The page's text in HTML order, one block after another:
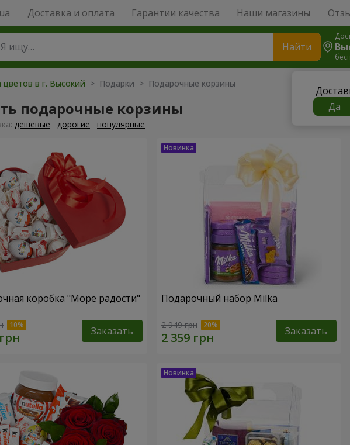
Доставка и оплата Гарантии качества Наши магазины
Найти
Да
цветов в г. Высокий > Подарки > Подарочные корзины
подарочные корзины
дешевые дорогие популярные
коробка "Море радости"
Заказать
Подарочный набор Milka
2 949 грн Заказать